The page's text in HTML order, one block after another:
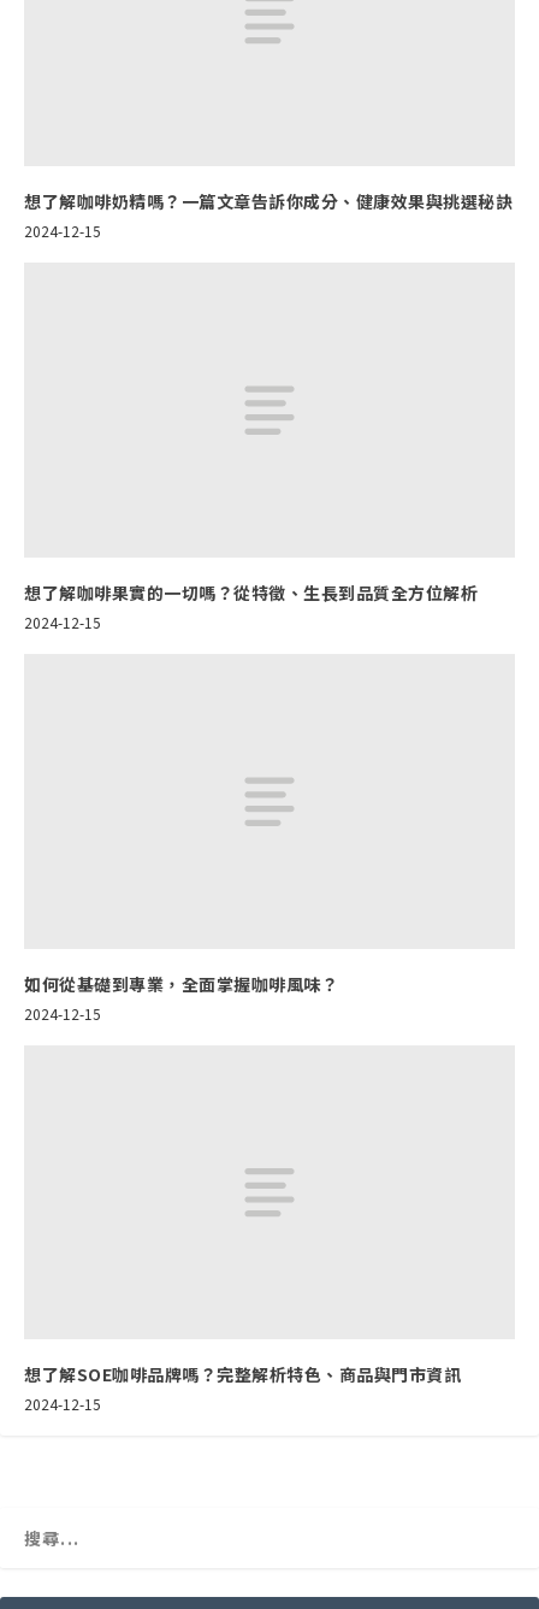
想了解咖啡奶精嗎？一篇文章告訴你成分、健康效果與挑選秘訣
2024-12-15
想了解咖啡果實的一切嗎？從特徵、生長到品質全方位解析
2024-12-15
如何從基礎到專業，全面掌握咖啡風味？
2024-12-15
想了解SOE咖啡品牌嗎？完整解析特色、商品與門市資訊
2024-12-15